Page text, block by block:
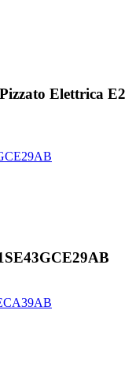
Elettrica E2